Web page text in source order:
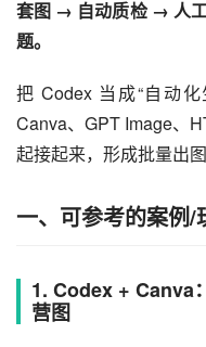
套图 → 自动质检 → 人
题。
把 Codex 当成“自动
Canva、GPT Image、
起接起来，形成批量出图
一、可参考的案例/
1. Codex + Canva
营图